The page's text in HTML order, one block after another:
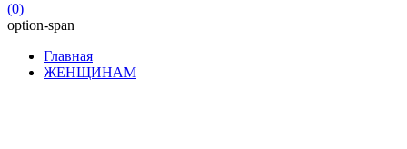
(0)
option-span
Главная
ЖЕНЩИНАМ